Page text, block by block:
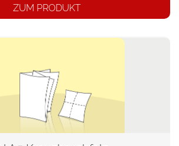
ZUM PRODUKT